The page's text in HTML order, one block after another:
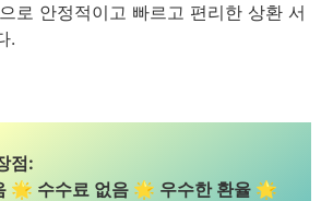
로 안정적이고 빠르고 편리한 상환 서
.
점:
🌟 수수료 없음 🌟 우수한 환율 🌟